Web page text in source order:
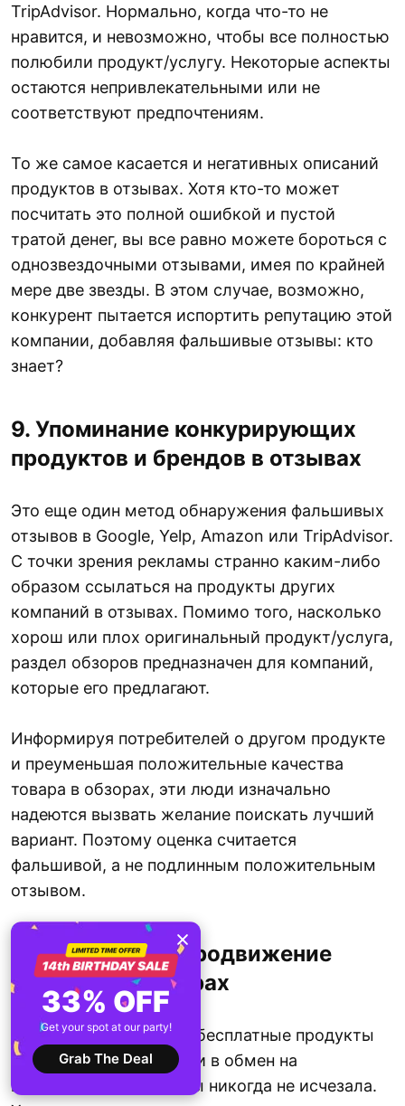
TripAdvisor. Нормально, когда что-то не
нравится, и невозможно, чтобы все полностью
полюбили продукт/услугу. Некоторые аспекты
остаются непривлекательными или не
соответствуют предпочтениям.
То же самое касается и негативных описаний
продуктов в отзывах. Хотя кто-то может
посчитать это полной ошибкой и пустой
тратой денег, вы все равно можете бороться с
однозвездочными отзывами, имея по крайней
мере две звезды. В этом случае, возможно,
конкурент пытается испортить репутацию этой
компании, добавляя фальшивые отзывы: кто
знает?
9. Упоминание конкурирующих
продуктов и брендов в отзывах
Это еще один метод обнаружения фальшивых
отзывов в Google, Yelp, Amazon или TripAdvisor.
С точки зрения рекламы странно каким-либо
образом ссылаться на продукты других
компаний в отзывах. Помимо того, насколько
хорош или плох оригинальный продукт/услуга,
раздел обзоров предназначен для компаний,
которые его предлагают.
Информируя потребителей о другом продукте
и преуменьшая положительные качества
товара в обзорах, эти люди изначально
надеются вызвать желание поискать лучший
вариант. Поэтому оценка считается
фальшивой, а не подлинным положительным
отзывом.
10. Бесплатное продвижение
продукта в обзорах
Тенденция отправлять бесплатные продукты
или небольшие подарки в обмен на
положительные отзывы никогда не исчезала.
33% OFF
Get your spot at our party!
Grab The Deal